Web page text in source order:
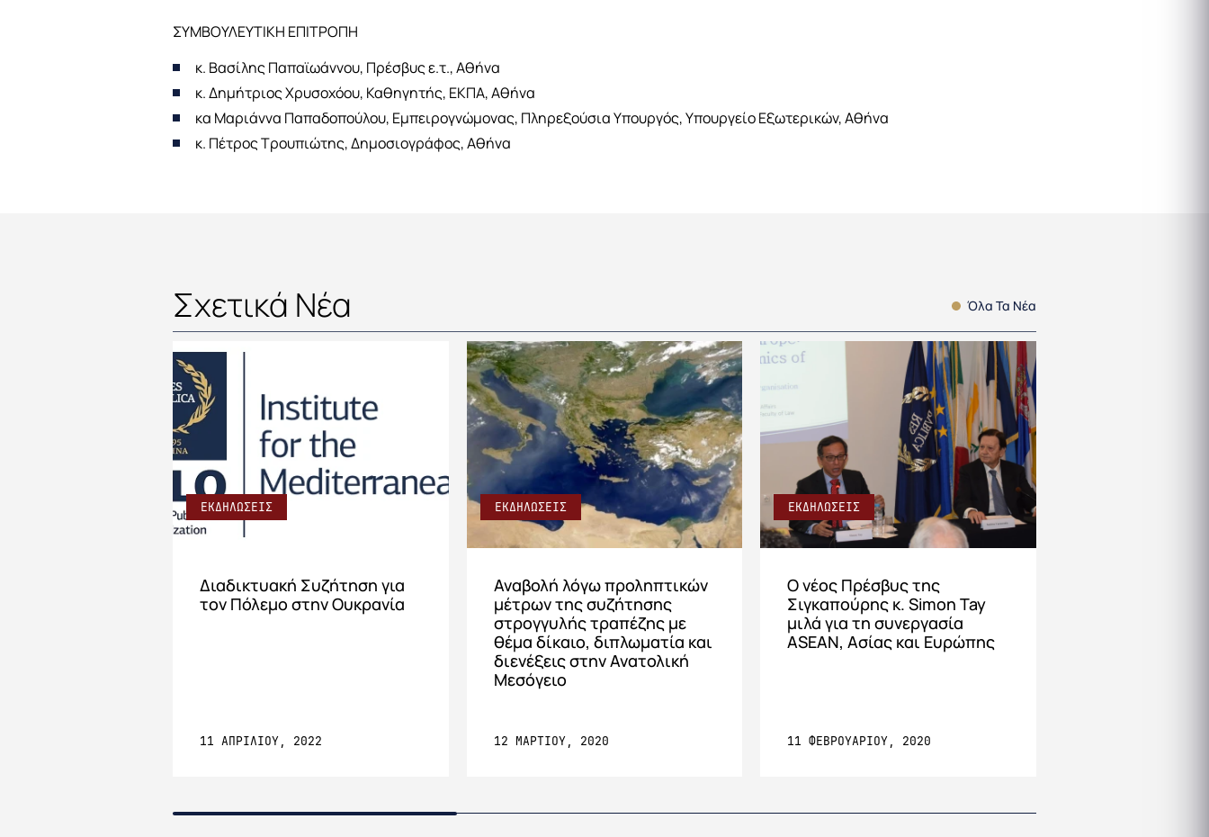
ΣΥΜΒΟΥΛΕΥΤΙΚΗ ΕΠΙΤΡΟΠΗ
κ. Βασίλης Παπαϊωάννου, Πρέσβυς ε.τ., Αθήνα
κ. Δημήτριος Χρυσοχόου, Καθηγητής, ΕΚΠΑ, Αθήνα
κα Μαριάννα Παπαδοπούλου, Εμπειρογνώμονας, Πληρεξούσια Υπουργός, Υπουργείο Εξωτερικών, Αθήνα
κ. Πέτρος Τρουπιώτης, Δημοσιογράφος, Αθήνα
Σχετικά Νέα Όλα Τα Νέα
ΕΚΔΗΛΩΣΕΙΣ
Διαδικτυακή Συζήτηση για
τον Πόλεμο στην Ουκρανία
11 ΑΠΡΙΛΙΟΥ, 2022
ΕΚΔΗΛΩΣΕΙΣ
Avαβολή λόγω προληπτικών
μέτρων της συζήτησης
στρογγυλής τραπέζης με
θέμα δίκαιο, διπλωματία και
διενέξεις στην Ανατολική
Μεσόγειο
12 ΜΑΡΤΙΟΥ, 2020
ΕΚΔΗΛΩΣΕΙΣ
Ο νέος Πρέσβυς της
Σιγκαπούρης κ. Simon Tay
μιλά για τη συνεργασία
ASEAN, Aσίας και Ευρώπης
11 ΦΕΒΡΟΥΑΡΙΟΥ, 2020